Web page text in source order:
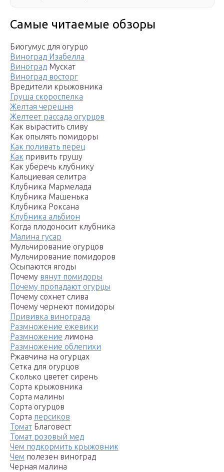
Самые читаемые обзоры
Биогумус для огурцо
Виноград Изабелла
Виноград Мускат
Виноград восторг
Вредители крыжовника
Груша скороспелка
Желтая черешня
Желтеет рассада огурцов
Как вырастить сливу
Как опылять помидоры
Как поливать перец
Как привить грушу
Как уберечь клубнику
Кальциевая селитра
Клубника Мармелада
Клубника Машенька
Клубника Роксана
Клубника альбион
Когда плодоносит клубника
Малина гусар
Мульчирование огурцов
Мульчирование помидоров
Осыпаются ягоды
Почему вянут помидоры
Почему пропадают огурцы
Почему сохнет слива
Почему чернеют помидоры
Прививка винограда
Размножение ежевики
Размножение лимона
Размножение облепихи
Ржавчина на огурцах
Сетка для огурцов
Сколько цветет сирень
Сорта крыжовника
Сорта малины
Сорта огурцов
Сорта персиков
Томат Благовест
Томат розовый мед
Чем подкормить крыжовник
Чем полезен виноград
Черная малина